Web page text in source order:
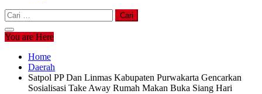
Cari
untuk:
You are Here
Home
Daerah
Satpol PP Dan Linmas Kabupaten Purwakarta Gencarkan
Sosialisasi Take Away Rumah Makan Buka Siang Hari